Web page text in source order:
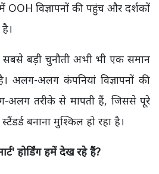
OOH विज्ञापनों की पहुंच और दर्शकों
सबसे बड़ी चुनौती अभी भी एक समान
अलग-अलग कंपनियां विज्ञापनों की
अलग तरीके से मापती हैं, जिससे पूरे
बनाना मुश्किल हो रहा है।
' होर्डिंग हमें देख रहे हैं?